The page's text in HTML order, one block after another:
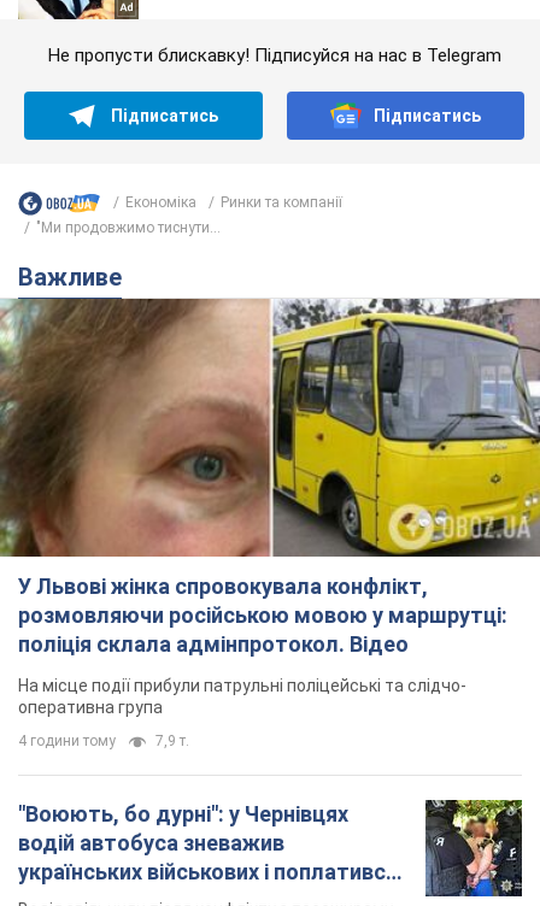
Не пропусти блискавку! Підписуйся на нас в Telegram
Підписатись Підписатись
Економіка
Ринки та компанії
"Ми продовжимо тиснути...
Важливе
У Львові жінка спровокувала конфлікт,
розмовляючи російською мовою у маршрутці:
поліція склала адмінпротокол. Відео
На місце події прибули патрульні поліцейські та слідчо-
оперативна група
4 години тому 7,9 т.
"Воюють, бо дурні": у Чернівцях
водій автобуса зневажив
українських військових і поплатився.